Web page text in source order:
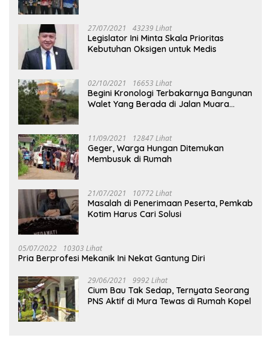
27/07/2021 43239 Lihat
Legislator Ini Minta Skala Prioritas
Kebutuhan Oksigen untuk Medis
02/10/2021 16653 Lihat
Begini Kronologi Terbakarnya Bangunan
Walet Yang Berada di Jalan Muara
11/09/2021 12847 Lihat
Geger, Warga Hungan Ditemukan
Membusuk di Rumah
21/07/2021 10772 Lihat
Masalah di Penerimaan Peserta, Pemkab
Kotim Harus Cari Solusi
05/07/2022 10303 Lihat
Pria Berprofesi Mekanik Ini Nekat Gantung Diri
29/06/2021 9992 Lihat
Cium Bau Tak Sedap, Ternyata Seorang
PNS Aktif di Mura Tewas di Rumah Kopel